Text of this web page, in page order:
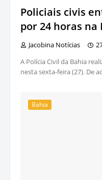
Policiais civis
por 24 horas na
Jacobina Notícias
A Polícia Civil da Bahia
nesta sexta-feira (27). De
Bahia